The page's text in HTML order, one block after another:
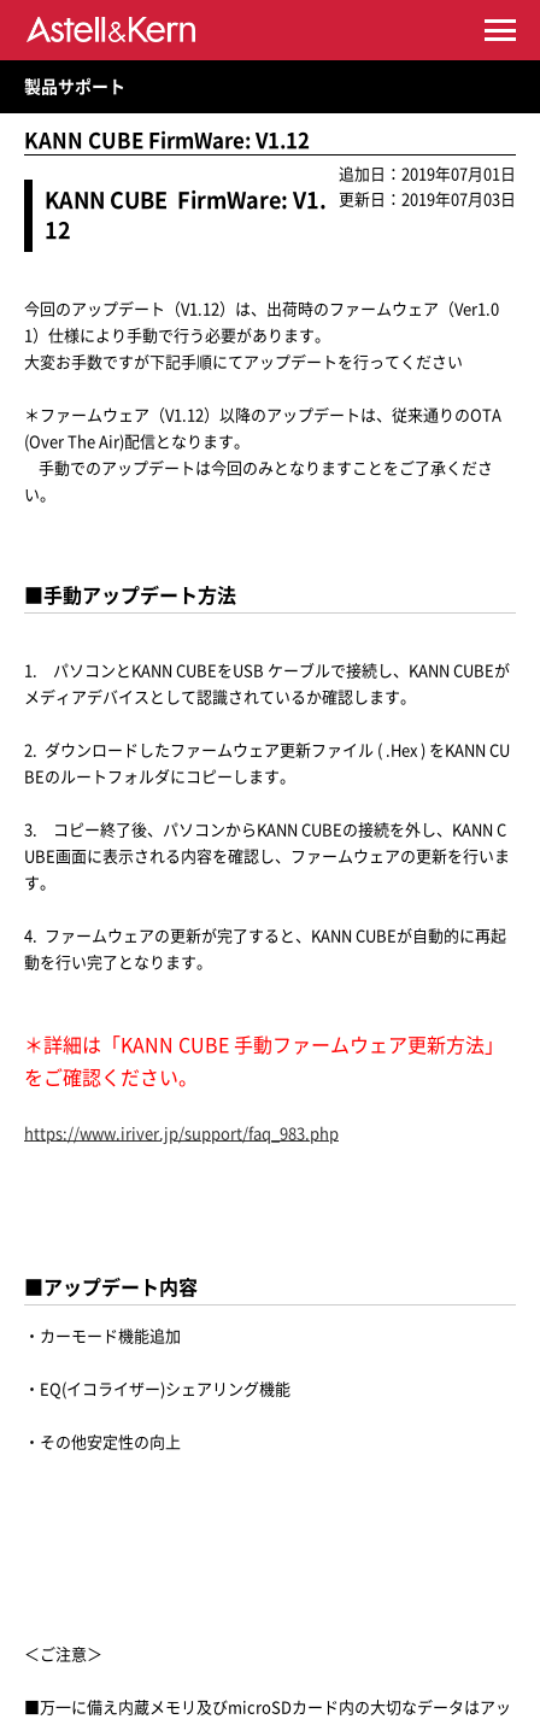
製品サポート
KANN CUBE FirmWare: V1.12
追加日：2019年07月01日
更新日：2019年07月03日
KANN CUBE FirmWare: V1.
12
今回のアップデート（V1.12）は、出荷時のファームウェア（Ver1.0
1）仕様により手動で行う必要があります。
大変お手数ですが下記手順にてアップデートを行ってください
＊ファームウェア（V1.12）以降のアップデートは、従来通りのOTA
(Over The Air)配信となります。
手動でのアップデートは今回のみとなりますことをご了承くださ
い。
■手動アップデート方法
1. パソコンとKANN CUBEをUSB ケーブルで接続し、KANN CUBEが
メディアデバイスとして認識されているか確認します。
2. ダウンロードしたファームウェア更新ファイル ( .Hex ) をKANN CU
BEのルートフォルダにコピーします。
3. コピー終了後、パソコンからKANN CUBEの接続を外し、KANN C
UBE画面に表示される内容を確認し、ファームウェアの更新を行いま
す。
4. ファームウェアの更新が完了すると、KANN CUBEが自動的に再起
動を行い完了となります。
＊詳細は「KANN CUBE 手動ファームウェア更新方法」
をご確認ください。
https://www.iriver.jp/support/faq_983.php
■アップデート内容
・カーモード機能追加
・EQ(イコライザー)シェアリング機能
・その他安定性の向上
＜ご注意＞
■万一に備え内蔵メモリ及びmicroSDカード内の大切なデータはアッ